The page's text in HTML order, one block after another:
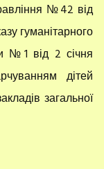
№42 від
гуманітарного
№1 від 2 січня
дітей
загальної